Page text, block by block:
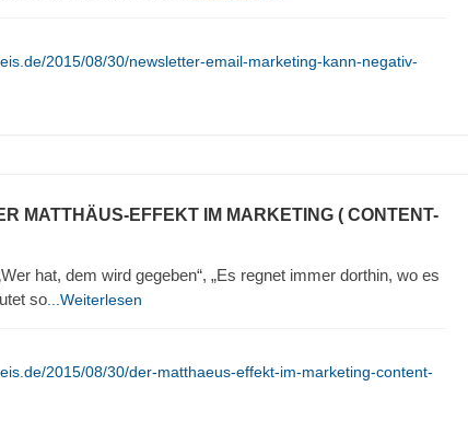
2015/08/30/newsletter-email-marketing-kann-negativ-
MATTHÄUS-EFFEKT IM MARKETING ( CONTENT-
hat, dem wird gegeben“, „Es regnet immer dorthin, wo es
so ...Weiterlesen
2015/08/30/der-matthaeus-effekt-im-marketing-content-